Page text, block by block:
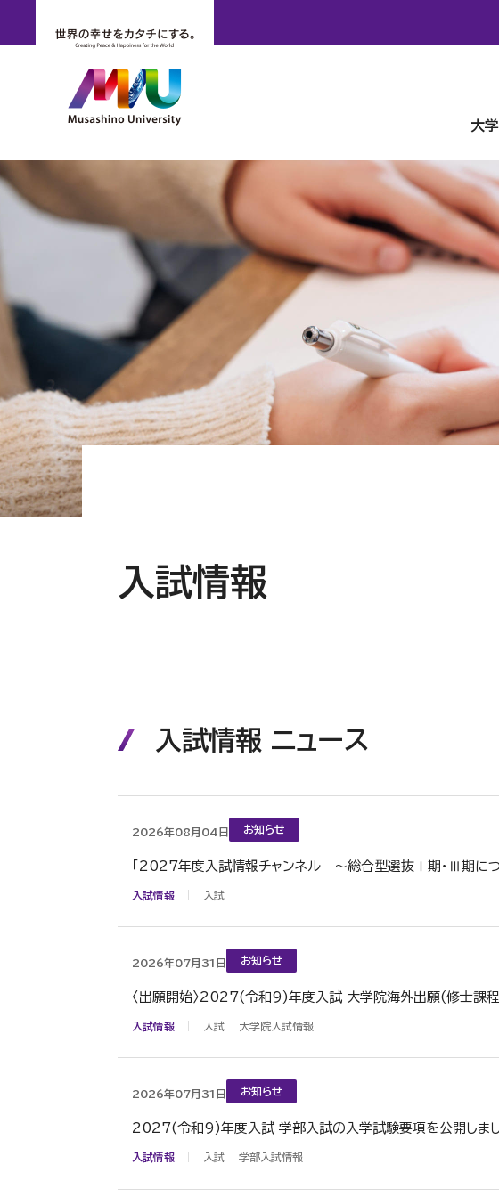
大
入試情報
入試情報 ニュース
2026年08月04日 お知らせ
「2027年度入試情報チャンネル ～総合型選抜Ⅰ期・Ⅲ期につ
入試情報 入試
2026年07月31日 お知らせ
〈出願開始〉2027(令和9)年度入試 大学院海外出願(修
入試情報 入試 大学院入試情報
2026年07月31日 お知らせ
2027(令和9)年度入試 学部入試の入学試験要項を公開しま
入試情報 入試 学部入試情報